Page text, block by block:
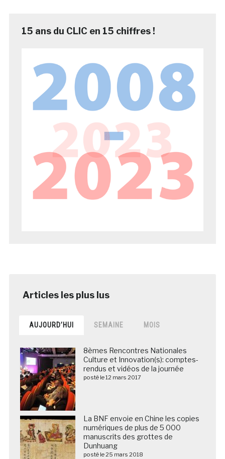
15 ans du CLIC en 15 chiffres !
AUJOURD’HUI SEMAINE MOIS
8èmes Rencontres Nationales
Culture et Innovation(s): comptes-
rendus et vidéos de la journée
posté le 12 mars 2017
La BNF envoie en Chine les copies
numériques de plus de 5 000
manuscrits des grottes de
Dunhuang
posté le 25 mars 2018